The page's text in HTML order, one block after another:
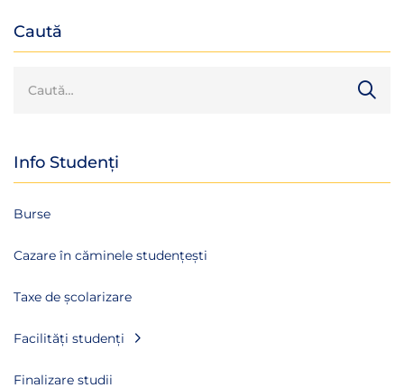
Caută
Info Studenți
Burse
Cazare în căminele studențești
Taxe de școlarizare
Facilități studenți
Finalizare studii